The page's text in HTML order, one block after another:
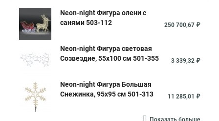
Neon-night Фигура олени с
санями 503-112
250 700,67 ₽
Neon-night Фигура световая
Созвездие, 55х100 см 501-355
3 339,32 ₽
Neon-night Фигура Большая
Снежинка, 95х95 см 501-313
11 285,01 ₽
Показать больше